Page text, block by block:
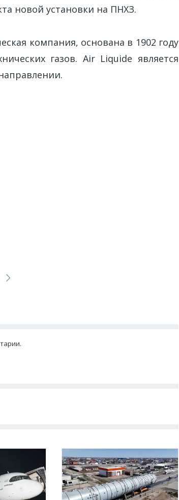
новой установки на ПНХЗ.
компания, основана в 1902 году
газов. Air Liquide является